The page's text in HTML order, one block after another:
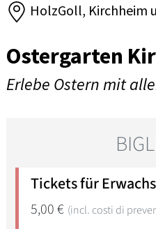
HolzGoll, Kirchheim
Ostergarten
Erlebe Ostern mit